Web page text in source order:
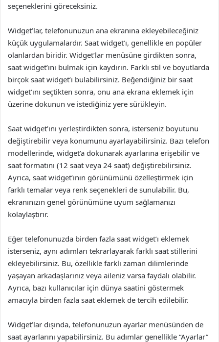
seçeneklerini göreceksiniz.
Widget’lar, telefonunuzun ana ekranına ekleyebileceğiniz
küçük uygulamalardır. Saat widget’ı, genellikle en popüler
olanlardan biridir. Widget’lar menüsüne girdikten sonra,
saat widget’ını bulmak için kaydırın. Farklı stil ve boyutlarda
birçok saat widget’ı bulabilirsiniz. Beğendiğiniz bir saat
widget’ını seçtikten sonra, onu ana ekrana eklemek için
üzerine dokunun ve istediğiniz yere sürükleyin.
Saat widget’ını yerleştirdikten sonra, isterseniz boyutunu
değiştirebilir veya konumunu ayarlayabilirsiniz. Bazı telefon
modellerinde, widget’a dokunarak ayarlarına erişebilir ve
saat formatını (12 saat veya 24 saat) değiştirebilirsiniz.
Ayrıca, saat widget’ının görünümünü özelleştirmek için
farklı temalar veya renk seçenekleri de sunulabilir. Bu,
ekranınızın genel görünümüne uyum sağlamanızı
kolaylaştırır.
Eğer telefonunuzda birden fazla saat widget’ı eklemek
isterseniz, aynı adımları tekrarlayarak farklı saat stillerini
ekleyebilirsiniz. Bu, özellikle farklı zaman dilimlerinde
yaşayan arkadaşlarınız veya aileniz varsa faydalı olabilir.
Ayrıca, bazı kullanıcılar için dünya saatini göstermek
amacıyla birden fazla saat eklemek de tercih edilebilir.
Widget’lar dışında, telefonunuzun ayarlar menüsünden de
saat ayarlarını yapabilirsiniz. Bu adımlar genellikle “Ayarlar”